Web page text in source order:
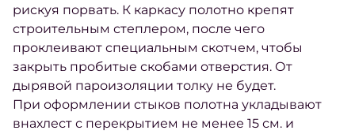
рискуя порвать. К каркасу полотно крепят
строительным степлером, после чего
проклеивают специальным скотчем, чтобы
закрыть пробитые скобами отверстия. От
дырявой пароизоляции толку не будет.
При оформлении стыков полотна укладывают
внахлест с перекрытием не менее 15 см. и